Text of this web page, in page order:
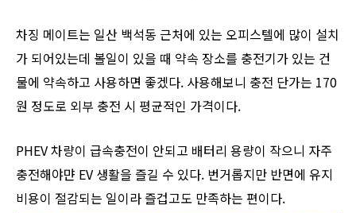
차징 메이트는 일산 백석동 근처에 있는 오피스텔에 많이 설치
가 되어있는데 볼일이 있을 때 약속 장소를 충전기가 있는 건
물에 약속하고 사용하면 좋겠다. 사용해보니 충전 단가는 170
원 정도로 외부 충전 시 평균적인 가격이다.
PHEV 차량이 급속충전이 안되고 배터리 용량이 작으니 자주
충전해야먄 EV 생활을 즐길 수 있다. 번거롭지만 반면에 유지
비용이 절감되는 일이라 즐겁고도 만족하는 편이다.